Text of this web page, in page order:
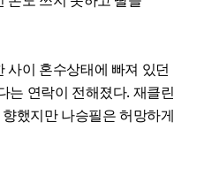
사이 혼수상태에 빠져 있던
는 연락이 전해졌다. 재클린
했지만 나승필은 허망하게